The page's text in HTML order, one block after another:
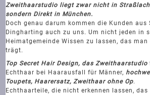
Zweithaarstudio liegt zwar nicht in
sondern Direkt in München.
Doch genau darum kommen die Kunden aus
Dingharting auch zu uns. Um nicht jeden in
Heimatgemeinde Wissen zu lassen, das
trägt.
Top Secret Hair Design, das Zweithaarstudio
Echthaar bei Haarausfall für Männer,
Toupets, Haarersatz, Zweithaar ohne Op.
Echthaarteile, die nicht erkennen lassen,